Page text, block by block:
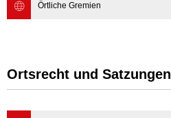
Örtliche Gremien
Ortsrecht und Satzungen